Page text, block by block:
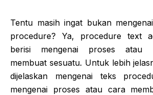
Tentu masih ingat bukan
procedure? Ya, procedure text
berisi mengenai proses atau
membuat sesuatu. Untuk lebih
dijelaskan mengenai teks
mengenai proses atau cara